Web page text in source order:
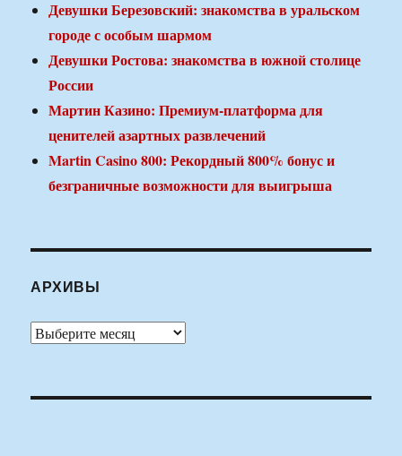
Девушки Березовский: знакомства в уральском
городе с особым шармом
Девушки Ростова: знакомства в южной столице
России
Мартин Казино: Премиум-платформа для
ценителей азартных развлечений
Martin Casino 800: Рекордный 800% бонус и
безграничные возможности для выигрыша
АРХИВЫ
Архивы